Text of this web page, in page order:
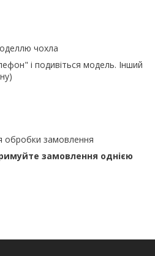
чохла
і подивіться модель. Інший
обробки замовлення
замовлення однією